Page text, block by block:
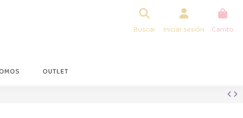
Buscar Iniciar sesión Carrito
OUTLET